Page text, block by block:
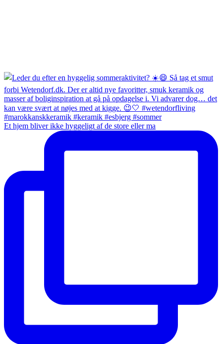
Et hjem bliver ikke hyggeligt af de store eller ma